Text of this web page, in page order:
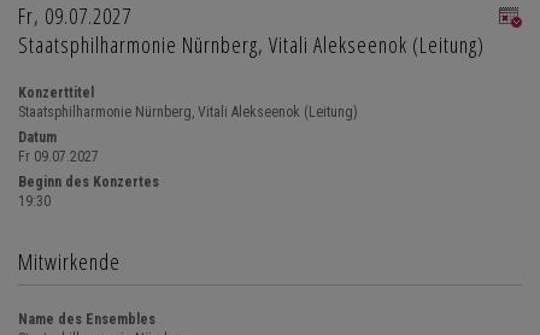
Michail Schischkin - Lesung, Gespräch und Alexey Botvinov -
Sonntag 16.8.2026, 10:30, Hotel Hammer (Schweiz)
Fr, 09.07.2027
Staatsphilharmonie Nürnberg, Vitali Alekseenok (Leitung)
Konzerttitel
Staatsphilharmonie Nürnberg, Vitali Alekseenok (Leitung)
Datum
Fr 09.07.2027
Beginn des Konzertes
19:30
Mitwirkende
Name des Ensembles